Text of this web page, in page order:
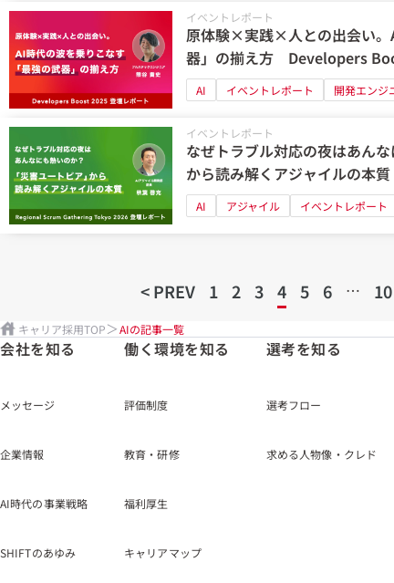
イベントレポート
原体験×実践×人との出会い。
器」の揃え方 Developers
AI イベントレポート 開発エンジ
イベントレポート
なぜトラブル対応の夜はあん
から読み解くアジャイルの
Tokyo 2026登壇レポート
AI アジャイル イベントレポート
< PREV 1 2 3 4 5 6 … 10
キャリア採用TOP AIの記事一覧
会社を知る
メッセージ
企業情報
AI時代の事業戦略
SHIFTのあゆみ
働く環境を知る
評価制度
教育・研修
福利厚生
キャリアマップ
選考を知る
選考フロー
求める人物像・クレド